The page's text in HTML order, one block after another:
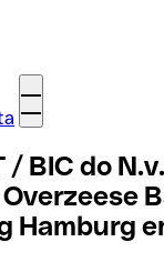
BIC do
Hamburg